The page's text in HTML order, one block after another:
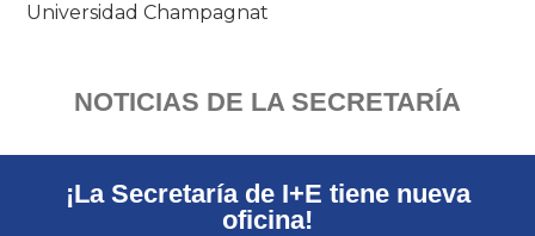
Universidad Champagnat
NOTICIAS DE LA SECRETARÍA
¡La Secretaría de I+E tiene nueva
oficina!